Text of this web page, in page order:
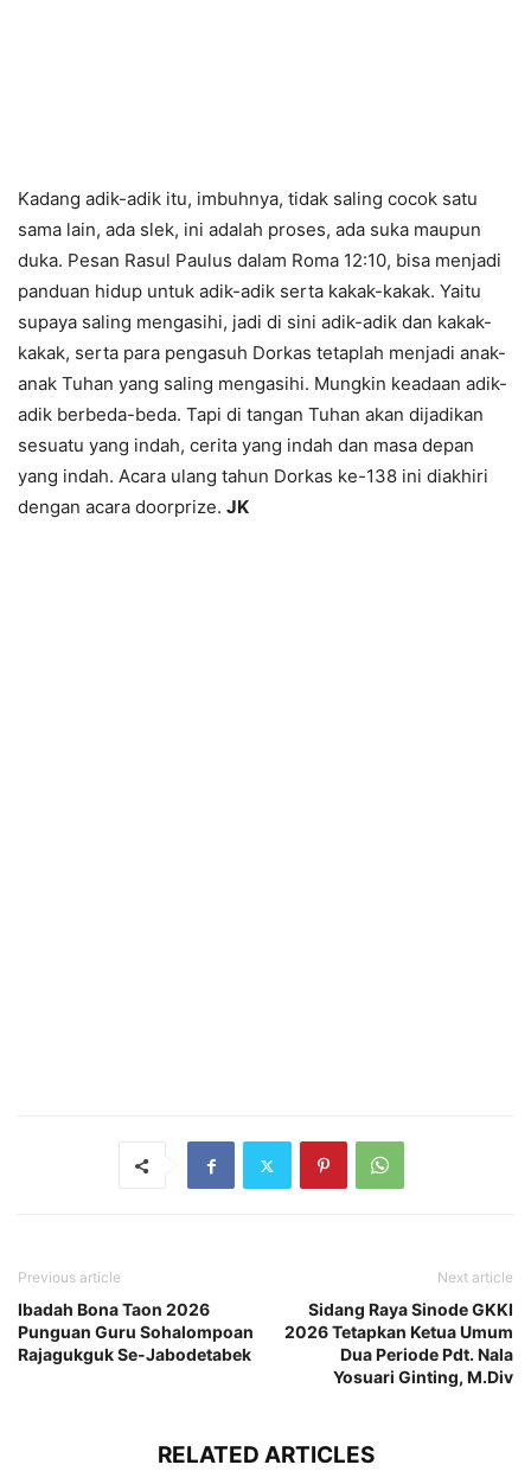
Kadang adik-adik itu, imbuhnya, tidak saling cocok satu
sama lain, ada slek, ini adalah proses, ada suka maupun
duka. Pesan Rasul Paulus dalam Roma 12:10, bisa menjadi
panduan hidup untuk adik-adik serta kakak-kakak. Yaitu
supaya saling mengasihi, jadi di sini adik-adik dan kakak-
kakak, serta para pengasuh Dorkas tetaplah menjadi anak-
anak Tuhan yang saling mengasihi. Mungkin keadaan adik-
adik berbeda-beda. Tapi di tangan Tuhan akan dijadikan
sesuatu yang indah, cerita yang indah dan masa depan
yang indah. Acara ulang tahun Dorkas ke-138 ini diakhiri
dengan acara doorprize. JK
Previous article
Ibadah Bona Taon 2026
Punguan Guru Sohalompoan
Rajagukguk Se-Jabodetabek
Next article
Sidang Raya Sinode GKKI
2026 Tetapkan Ketua Umum
Dua Periode Pdt. Nala
Yosuari Ginting, M.Div
RELATED ARTICLES